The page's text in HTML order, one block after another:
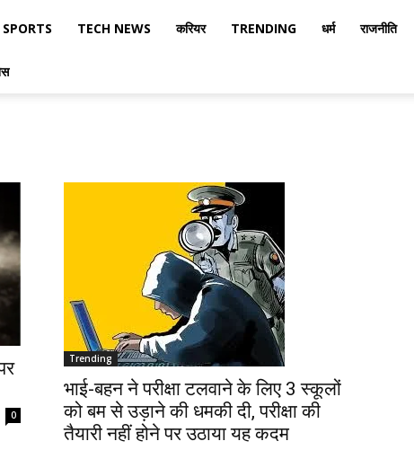
SPORTS TECH NEWS करियर TRENDING धर्म राजनीति
0
Trending
भाई-बहन ने परीक्षा टलवाने के लिए 3 स्कूलों
को बम से उड़ाने की धमकी दी, परीक्षा की
तैयारी नहीं होने पर उठाया यह कदम